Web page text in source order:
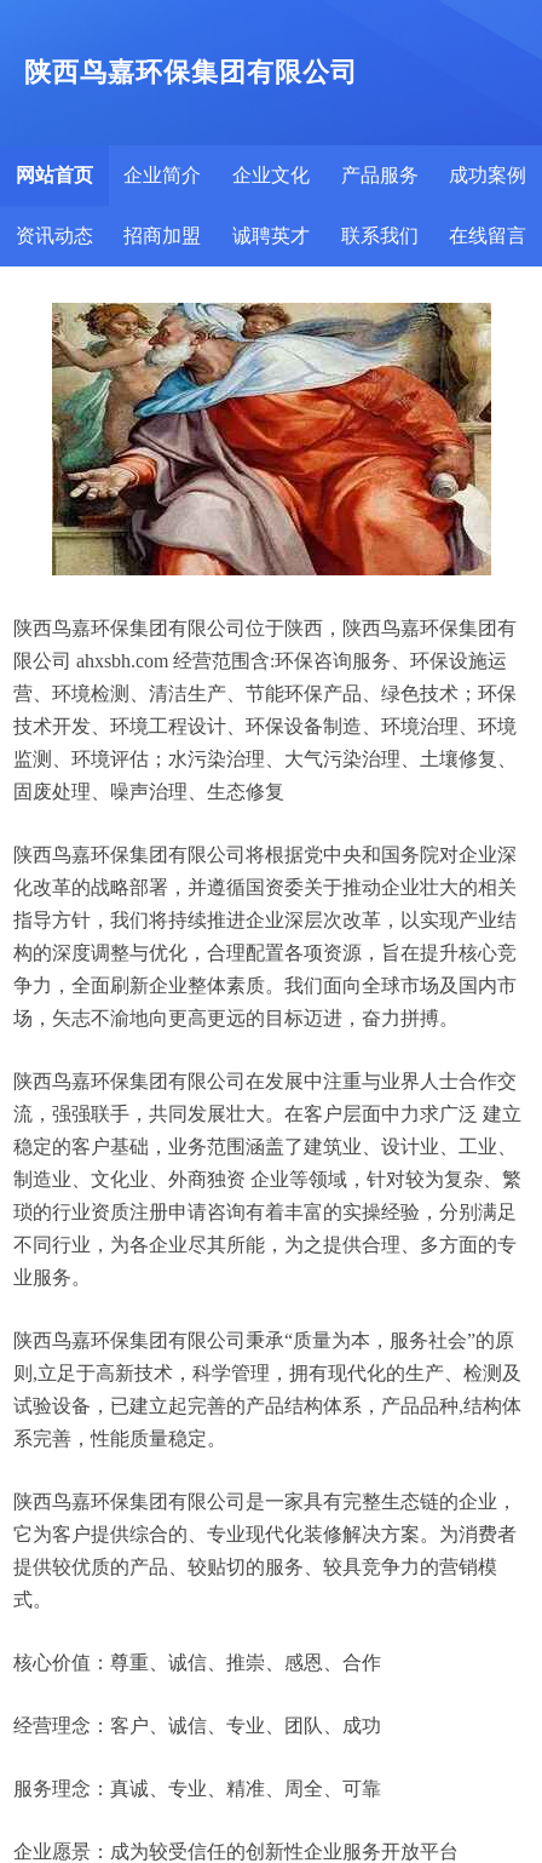
陕西鸟嘉环保集团有限公司
网站首页 企业简介 企业文化 产品服务 成功案例
资讯动态 招商加盟 诚聘英才 联系我们 在线留言
陕西鸟嘉环保集团有限公司位于陕西，陕西鸟嘉环保集团有
限公司 ahxsbh.com 经营范围含:环保咨询服务、环保设施运
营、环境检测、清洁生产、节能环保产品、绿色技术；环保
技术开发、环境工程设计、环保设备制造、环境治理、环境
监测、环境评估；水污染治理、大气污染治理、土壤修复、
固废处理、噪声治理、生态修复
陕西鸟嘉环保集团有限公司将根据党中央和国务院对企业深
化改革的战略部署，并遵循国资委关于推动企业壮大的相关
指导方针，我们将持续推进企业深层次改革，以实现产业结
构的深度调整与优化，合理配置各项资源，旨在提升核心竞
争力，全面刷新企业整体素质。我们面向全球市场及国内市
场，矢志不渝地向更高更远的目标迈进，奋力拼搏。
陕西鸟嘉环保集团有限公司在发展中注重与业界人士合作交
流，强强联手，共同发展壮大。在客户层面中力求广泛 建立
稳定的客户基础，业务范围涵盖了建筑业、设计业、工业、
制造业、文化业、外商独资 企业等领域，针对较为复杂、繁
琐的行业资质注册申请咨询有着丰富的实操经验，分别满足
不同行业，为各企业尽其所能，为之提供合理、多方面的专
业服务。
陕西鸟嘉环保集团有限公司秉承“质量为本，服务社会”的原
则,立足于高新技术，科学管理，拥有现代化的生产、检测及
试验设备，已建立起完善的产品结构体系，产品品种,结构体
系完善，性能质量稳定。
陕西鸟嘉环保集团有限公司是一家具有完整生态链的企业，
它为客户提供综合的、专业现代化装修解决方案。为消费者
提供较优质的产品、较贴切的服务、较具竞争力的营销模
式。
核心价值：尊重、诚信、推崇、感恩、合作
经营理念：客户、诚信、专业、团队、成功
服务理念：真诚、专业、精准、周全、可靠
企业愿景：成为较受信任的创新性企业服务开放平台